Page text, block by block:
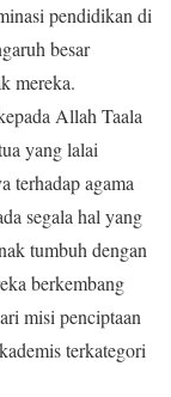
pendidikan di
besar
mereka.
Allah Taala
yang lalai
terhadap agama
segala hal yang
tumbuh dengan
berkembang
misi penciptaan
terkategori